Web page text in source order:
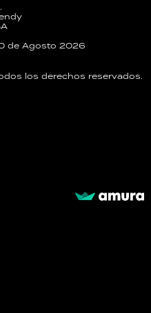
de Agosto 2026
los derechos reservados.